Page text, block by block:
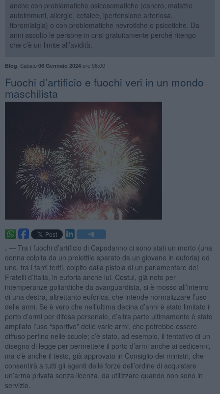
anche con problematiche psicosomatiche (cancro, malattie
autoimmuni, allergie, cefalee, ipertensione arteriosa,
fibromialgia) o con problematiche nevrotiche o psicotiche. Da
anni ascolto le persone in crisi gratuitamente perché ritengo
che c’è un limite all’avidità.
Blog Sabato 06 Gennaio 2024ore 08:00
​Fuochi d’artificio e fuochi veri in un mondo
maschilista
. — Tra i fuochi d’artificio di Capodanno ci sono stati un morto (una
donna colpita da un proiettile sparato da un giovane in euforia) ed
uno, tra i tanti feriti, colpito dalla pistola di un parlamentare dei
Fratelli d’Italia, in euforia anche lui. Costui, già noto per
intemperanze goliardiche da avanguardista, si è mosso all’interno
di una destra, altrettanto euforica, che intende normalizzare l’uso
delle armi. Se è vero che nell’ultima decina d’anni è stato limitato il
porto d’armi per difesa personale, d’altra parte ultimamente è stato
ampliato l’uso “sportivo” delle varie armi, che potrebbe essere
diffuso perfino nelle scuole; c’è stato, ad esempio, il tentativo di un
disegno di legge per permettere il porto d’armi anche ai sedicenni,
ma c’è anche il testo, già approvato in Consiglio dei ministri, che
consentirà a tutti gli agenti delle forze dell’ordine di acquistare
un’arma privata senza licenza, da utilizzare quando non sono in
servizio.